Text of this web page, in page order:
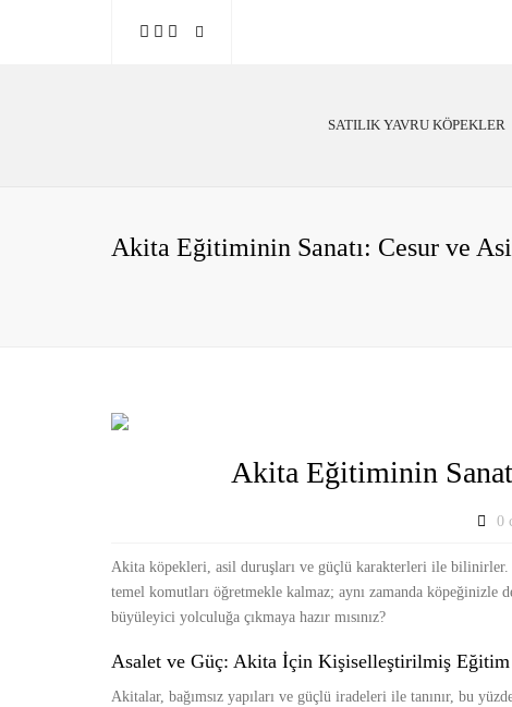
SATILIK YAVRU KÖPEKLER
Akita Eğitiminin Sanatı: Cesur ve
Akita Eğitiminin
0
Akita köpekleri, asil duruşları ve güçlü karakterleri ile bilinirler.
temel komutları öğretmekle kalmaz; aynı zamanda köpeğinizle
büyüleyici yolculuğa çıkmaya hazır mısınız?
Asalet ve Güç: Akita İçin Kişiselleştirilmiş Eğitim
Akitalar, bağımsız yapıları ve güçlü iradeleri ile tanınır, bu